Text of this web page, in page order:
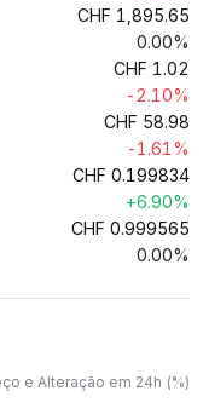
CHF 1,895.65
0.00%
CHF 1.02
-2.10%
CHF 58.98
-1.61%
CHF 0.199834
+6.90%
CHF 0.999565
0.00%
e Alteração em 24h (%)